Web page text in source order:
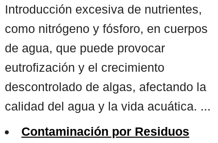
Introducción excesiva de nutrientes,
como nitrógeno y fósforo, en cuerpos
de agua, que puede provocar
eutrofización y el crecimiento
descontrolado de algas, afectando la
calidad del agua y la vida acuática. ...
Contaminación por Residuos